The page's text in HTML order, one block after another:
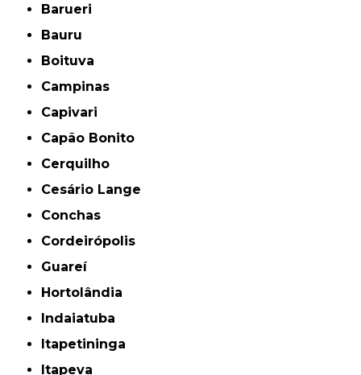
Barueri
Bauru
Boituva
Campinas
Capivari
Capão Bonito
Cerquilho
Cesário Lange
Conchas
Cordeirópolis
Guareí
Hortolândia
Indaiatuba
Itapetininga
Itapeva